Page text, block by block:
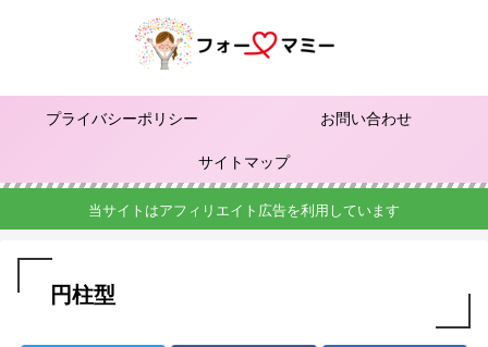
プライバシーポリシー
お問い合わせ
サイトマップ
当サイトはアフィリエイト広告を利用しています
円柱型